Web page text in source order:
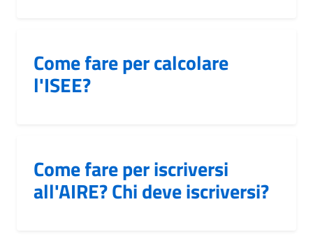
Come fare per calcolare
l'ISEE?
Come fare per iscriversi
all'AIRE? Chi deve iscriversi?